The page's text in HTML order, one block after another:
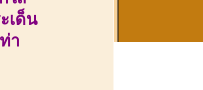
เด็น
า